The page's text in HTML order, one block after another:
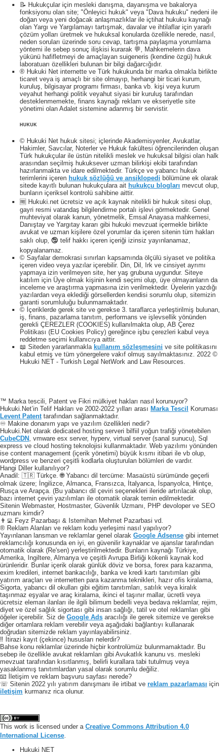
📝 Hukukçular için mesleki danışma, dayanışma ve bakalorya
fonksiyonu olan site; "Önleyici hukuk" veya "Dava hukuku" nedeni ile
doğan veya yeni doğacak anlaşmazlıklar ile içtihat hukuku kaynağı
olan Yargı ve Yargılamayı tartışmak, davalar ve ihtilaflar için yararlı
çözüm yolları üretmek ve hukuksal konularda özellikle nerede, nasıl,
neden soruları üzerinde soru cevap, tartışma paylaşma yorumlama
yöntemi ile sebep sonuç ilişkisi kurarak 💬, Mahkemelerin dava
yükünü hafifletmeyi de amaçlayan suigeneris (kendine özgü) hukuk
laboratuarı özellikleri bulunan bir bilgi dağarcığıdır.
® Hukuki Net internette ve Türk hukukunda bir marka olmakla birlikte
ticaret veya iş amaçlı bir site olmayıp, herhangi bir ticari kurum,
kuruluş, bilgisayar programı firması, banka vb. kişi veya kurum
veyahut herhangi politik veyahut siyasi bir kuruluş tarafından
desteklenmemekte, finans kaynağı reklam ve ekseriyetle site
yönetimi olan Adalet sistemine adanmış bir servistir.
HUKUK
© Hukuki Net hukuk sitesi; içlerinde Akademisyenler, Avukatlar,
Hakimler, Savcılar, Noterler ve Hukuk fakültesi öğrencilerinden oluşan
Türk hukukçular ile üstün nitelikli meslek ve hukuksal bilgisi olan halk
arasından seçilmiş hukuksever uzman bilirkişi ekibi tarafından
hazırlanmakta ve idare edilmektedir. Türkçe ve yabancı hukuk
terimlerini içeren hukuk sözlüğü ve ansiklopedi bölümüne ek olarak
sitede kayıtlı bulunan hukukçulara ait hukukçu blogları mevcut olup,
bunların içeriksel kontrolü sahibine aittir.
🆓 Hukuki.net ücretsiz ve açık kaynak nitelikli bir hukuk sitesi olup,
gayri resmi vatandaş bilgilendirme portalı işlevi görmektedir. Genel
muhteviyat olarak kanun, yönetmelik, Emsal Anayasa mahkemesi,
Danıştay ve Yargıtay kararı gibi hukuki mevzuat içermekle birlikte
avukat ve uzman kişilere özel yorumlar da içeren sitenin tüm hakları
saklı olup, 🕲 telif hakkı içeren içeriği izinsiz yayınlanamaz,
kopyalanamaz.
© Sayfalar demokrasi sınırları kapsamında ölçülü siyaset ve politika
içeren video veya yazılar içerebilir. Din, Dil, Irk ve cinsiyet ayrımı
yapmaya izin verilmeyen site, her yaş grubuna uygundur. Siteye
katılım için Üye olmak kişinin kendi seçimi olup, üye olmayanların da
inceleme ve araştırma yapmasına izin verilmektedir. Üyelerin yazdığı
yazılardan veya eklediği görsellerden kendisi sorumlu olup, sitemizin
garanti sorumluluğu bulunmamaktadır.
© İçeriklerde gerek site ve gerekse 3. taraflarca yerleştirilmiş bulunan,
iş, finans, pazarlama tanıtım, performans ve işlevsellik yönünden
gerekli ÇEREZLER (COOKIES) kullanılmakta olup, AB Çerez
Politikası (EU Cookies Policy) gereğince işbu çerezleri kabul veya
reddetme seçimi kullanıcıya aittir.
📖 Siteden yararlanmakla kullanım sözleşmesini ve site politikasını
kabul etmiş ve tüm yönergelere vakıf olmuş sayılmaktasınız. 2022 ©
Hukuki NET - Turkish Legal NetWork and Law Resources.
™ Marka tescili, Patent ve Fikri mülkiyet hakları nasıl korunuyor?
Hukuki.Net’in Telif Hakları ve 2002-2022 yılları arası Marka Tescil
Koruması
Levent Patenttarafından sağlanmaktadır.
♾️ Makine donanım yapı ve yazılım özellikleri nedir?
Hukuki.Net olarak dedicated hosting serveri bilfiil yoğun trafiği yönetebilen
CubeCDN , vmware esx server, hyperv, virtual server (sanal sunucu), Sql
express ve cloud hosting teknolojisi kullanmaktadır. Web yazılımı yönünden
ise content management (içerik yönetimi) büyük kısmı itibari ile vb olup,
wordpress ve benzeri çeşitli kodlarla oluşturulan bölümleri de vardır.
Hangi Diller kullanılıyor?
Anadil: 🇹🇷 Türkçe. 🌐 Yabancı dil tercüme: Masaüstü sürümünde geçerli
olmak üzere; İngilizce, Almanca, Fransızca, İtalyanca, İspanyolca, Hintçe,
Rusça ve Arapça. (Bu yabancı dil çeviri seçenekleri ileride artırılacak olup,
bazı internet çeviri yazılımları ile otomatik olarak temin edilmektedir.
Sitenin Webmaster, Hostmaster, Güvenlik Uzmanı, PHP devoloper ve SEO
uzmanı kimdir?
👨‍💻 Feyz Pazarbaşı & Istemihan Mehmet Pazarbasi vd.
® Reklam Alanları ve reklam kodu yerleşimi nasıl yapılıyor?
Yayınlanan lansman ve reklamlar genel olarak Google Adsense gibi internet
reklamcılığı konusunda en iyi, en güvenilir kaynaklar ve ajanslar tarafından
otomatik olarak (Re'sen) yerleştirilmektedir. Bunların kaynağı Türkiye,
Amerika, Ingiltere, Almanya ve çeşitli Avrupa Birliği kökenli kaynak kod
ürünleridir. Bunlar içerik olarak günlük döviz ve borsa, forex para kazanma,
exim kredileri, internet bankacılığı, banka ve kredi kartı tanıtımları gibi
yatırım araçları ve internetten para kazanma teknikleri, hazır ofis kiralama,
Sigorta, yabancı dil okulları gibi eğitim tanıtımları, satılık veya kiralık
taşınmaz eşyalar ve araç kiralama, ikinci el taşınır mallar, ücretli veya
ücretsiz eleman ilanları ile ilgili bilimum bedelli veya bedava reklamlar, rejim,
diyet ve özel sağlık sigortası gibi insan sağlığı, tatil ve otel reklamları gibi
öğeler içerebilir. Siz de Google Ads aracılığı ile gerek sitemize ve gerekse
diğer ortamlara reklam verebilir veya aşağıdaki bağlantıyı kullanarak
doğrudan sitemizde reklam yayınlayabilirsiniz.
‼️ İtirazi kayıt (çekince) hususları nelerdir?
Bahse konu reklamlar üzerinde hiçbir kontrolümüz bulunmamaktadır. Bu
sebep ile özellikle avukat reklamları gibi Avukatlık kanunu vs. mesleki
mevzuat tarafından kısıtlanmış, belirli kurallara tabi tutulmuş veya
yasaklanmış tanıtımlardan yasal olarak sorumlu değiliz.
📧 İletişim ve reklam başvuru sayfası nerede?
☏ Sitenin 2022 yılı yatırım danışmanı ile irtibat ve reklam pazarlaması için
iletişim kurmanız rica olunur.
This work is licensed under a Creative Commons Attribution 4.0
International License.
Hukuki NET